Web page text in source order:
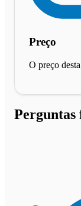
Preço
O preço
Perguntas